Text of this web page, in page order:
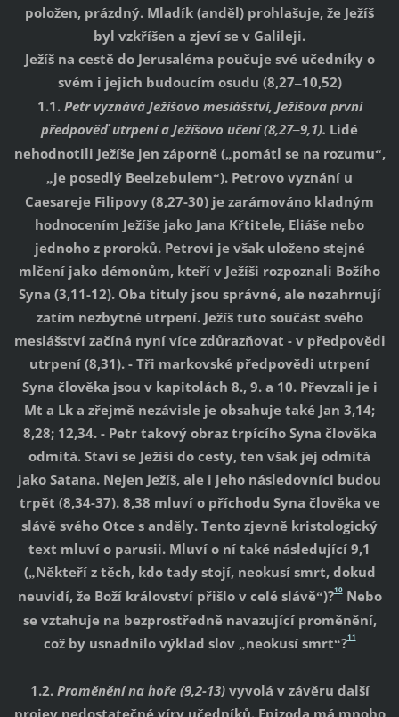
položen, prázdný. Mladík (anděl) prohlašuje, že Ježíš
byl vzkříšen a zjeví se v Galileji.
Ježíš na cestě do Jerusaléma poučuje své učedníky o
svém i jejich budoucím osudu (8,27–10,52)
1.1. Petr vyznává Ježíšovo mesiášství, Ježíšova první
předpověď utrpení a Ježíšovo učení (8,27–9,1). Lidé
nehodnotili Ježíše jen záporně („pomátl se na rozumu“,
„je posedlý Beelzebulem“). Petrovo vyznání u
Caesareje Filipovy (8,27-30) je zarámováno kladným
hodnocením Ježíše jako Jana Křtitele, Eliáše nebo
jednoho z proroků. Petrovi je však uloženo stejné
mlčení jako démonům, kteří v Ježíši rozpoznali Božího
Syna (3,11-12). Oba tituly jsou správné, ale nezahrnují
zatím nezbytné utrpení. Ježíš tuto součást svého
mesiášství začíná nyní více zdůrazňovat - v předpovědi
utrpení (8,31). - Tři markovské předpovědi utrpení
Syna člověka jsou v kapitolách 8., 9. a 10. Převzali je i
Mt a Lk a zřejmě nezávisle je obsahuje také Jan 3,14;
8,28; 12,34. - Petr takový obraz trpícího Syna člověka
odmítá. Staví se Ježíši do cesty, ten však jej odmítá
jako Satana. Nejen Ježíš, ale i jeho následovníci budou
trpět (8,34-37). 8,38 mluví o příchodu Syna člověka ve
slávě svého Otce s anděly. Tento zjevně kristologický
text mluví o parusii. Mluví o ní také následující 9,1
(„Někteří z těch, kdo tady stojí, neokusí smrt, dokud
neuvidí, že Boží království přišlo v celé slávě“)?10Nebo
se vztahuje na bezprostředně navazující proměnění,
což by usnadnilo výklad slov „neokusí smrt“?11
1.2. Proměnění na hoře (9,2-13)vyvolá v závěru další